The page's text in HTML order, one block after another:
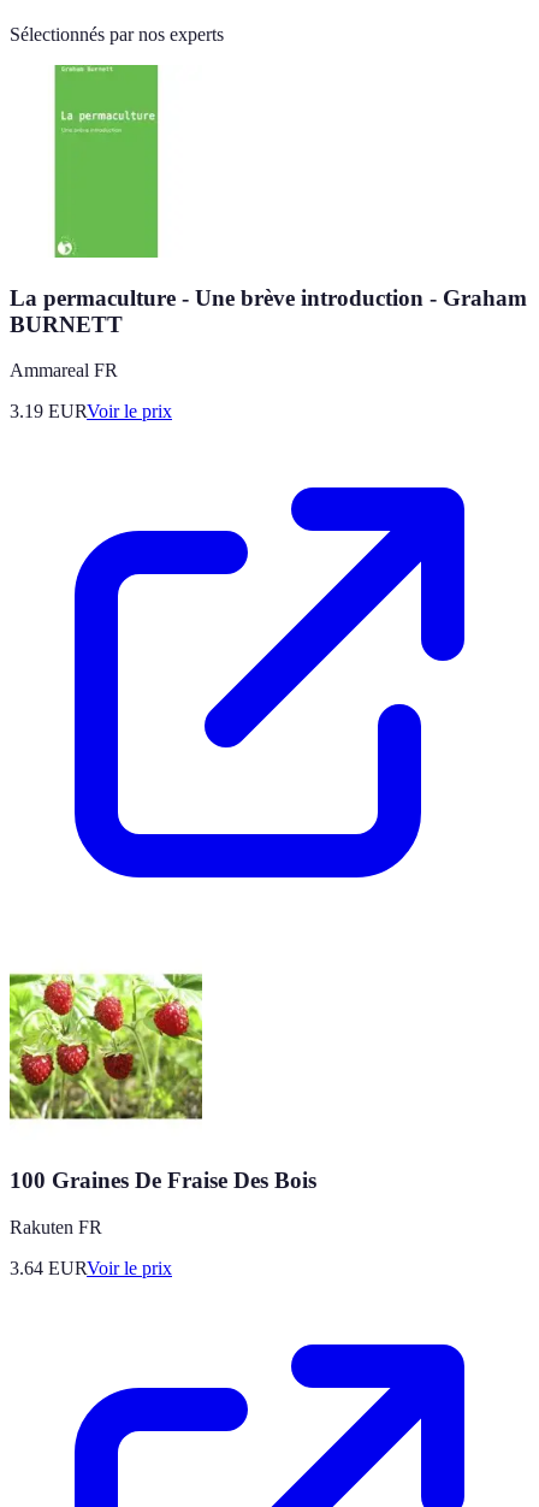
Sélectionnés par nos experts
La permaculture - Une brève introduction - Graham
BURNETT
Ammareal FR
3.19 EURVoir le prix
100 Graines De Fraise Des Bois
Rakuten FR
3.64 EURVoir le prix